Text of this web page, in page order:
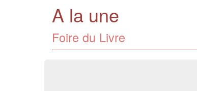
A la une
Foire du Livre